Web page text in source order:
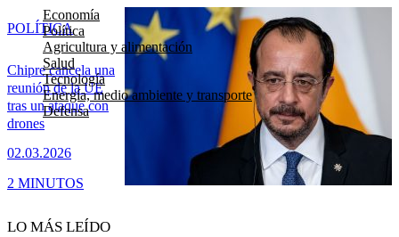
Economía
Política
Agricultura y alimentación
Salud
Tecnología
Energía, medio ambiente y transporte
Defensa
Chipre cancela una
reunión de la UE
tras un ataque con
drones
02.03.2026
POLÍTICA
2 MINUTOS
LO MÁS LEÍDO